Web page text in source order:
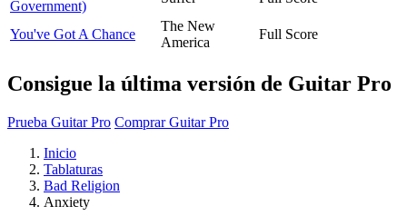
Government)
You've Got A Chance
The New
America
Full Score
Consigue la última versión de Guitar Pro
Prueba Guitar Pro Comprar Guitar Pro
Inicio
Tablaturas
Bad Religion
Anxiety